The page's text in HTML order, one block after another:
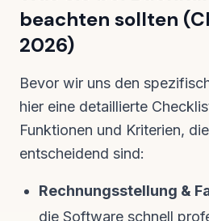
beachten sollten
2026)
Bevor wir uns den
hier eine detaillierte
Funktionen und Kriterien,
entscheidend sind:
Rechnungsstellung &
die Software schnell